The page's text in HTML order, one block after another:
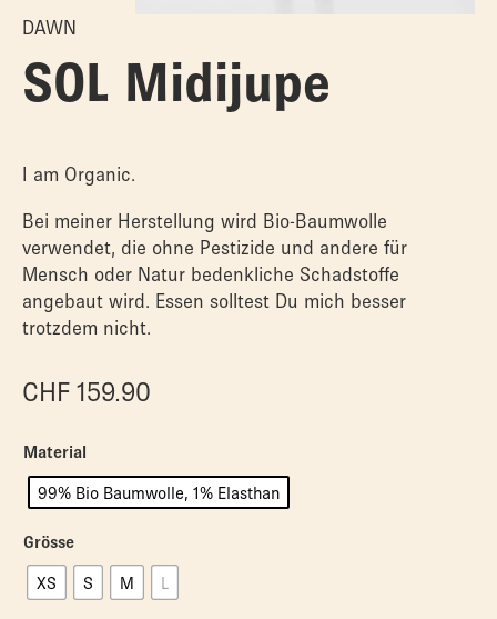
DAWN
SOL Midijupe
I am Organic.
Bei meiner Herstellung wird Bio-Baumwolle
verwendet, die ohne Pestizide und andere für
Mensch oder Natur bedenkliche Schadstoffe
angebaut wird. Essen solltest Du mich besser
trotzdem nicht.
CHF 159.90
Material
99% Bio Baumwolle, 1% Elasthan
Grösse
XS S M L